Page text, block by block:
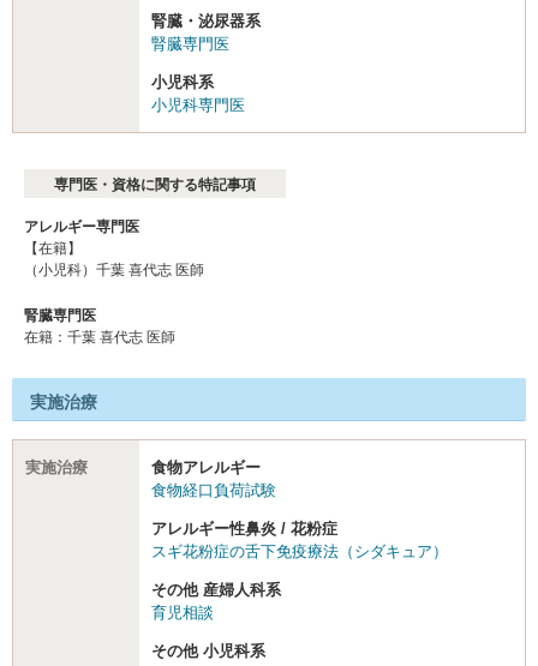
腎臓・泌尿器系
腎臓専門医
小児科系
小児科専門医
専門医・資格に関する特記事項
アレルギー専門医
【在籍】
（小児科）千葉 喜代志 医師
腎臓専門医
在籍：千葉 喜代志 医師
実施治療
実施治療
食物アレルギー
食物経口負荷試験
アレルギー性鼻炎 / 花粉症
スギ花粉症の舌下免疫療法（シダキュア）
その他 産婦人科系
育児相談
その他 小児科系